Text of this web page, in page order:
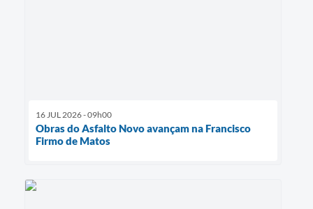
16 JUL 2026 - 09h00
Obras do Asfalto Novo avançam na Francisco
Firmo de Matos